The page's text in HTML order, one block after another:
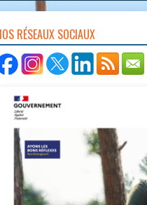
RÉSEAUX SOCIAUX